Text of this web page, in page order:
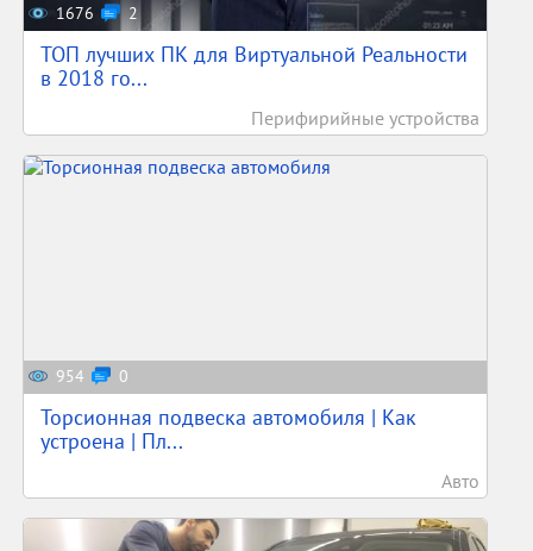
1676 2
ТОП лучших ПК для Виртуальной Реальности
в 2018 го...
Перифирийные устройства
954 0
Торсионная подвеска автомобиля | Как
устроена | Пл...
Авто